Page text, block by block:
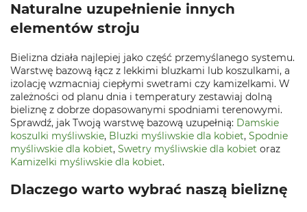
Naturalne uzupełnienie innych
elementów stroju
Bielizna działa najlepiej jako część przemyślanego systemu.
Warstwę bazową łącz z lekkimi bluzkami lub koszulkami, a
izolację wzmacniaj ciepłymi swetrami czy kamizelkami. W
zależności od planu dnia i temperatury zestawiaj dolną
bieliznę z dobrze dopasowanymi spodniami terenowymi.
Sprawdź, jak Twoją warstwę bazową uzupełnią: Damskie
koszulki myśliwskie, Bluzki myśliwskie dla kobiet, Spodnie
myśliwskie dla kobiet, Swetry myśliwskie dla kobiet oraz
Kamizelki myśliwskie dla kobiet.
Dlaczego warto wybrać naszą bieliznę